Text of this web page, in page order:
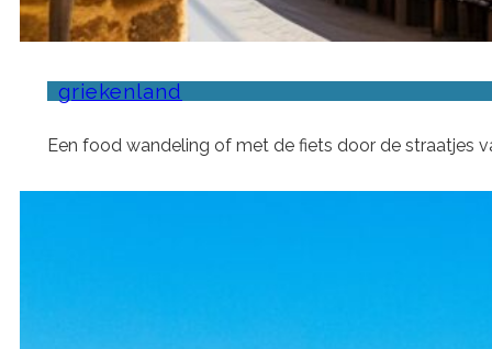
griekenland
Een food wandeling of met de fiets door de straatjes